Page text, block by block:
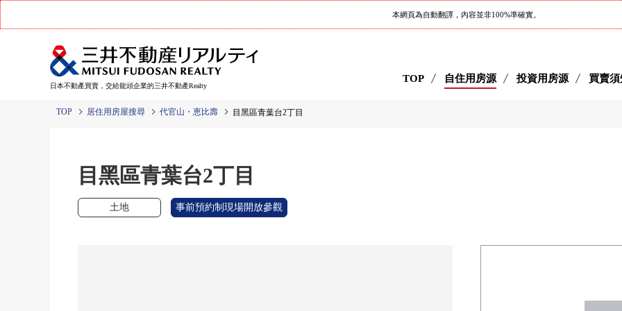
本網頁為自動翻譯，內容並非100%準確實。
日本不動產買賣，交給龍頭企業的三井不動產Realty
TOP 自住用房源 投資用房源 買賣須
TOP 居住用房屋搜尋 代官山・恵比壽 目黑區青葉台2丁目
目黑區青葉台2丁目
土地 事前預約制現場開放參觀